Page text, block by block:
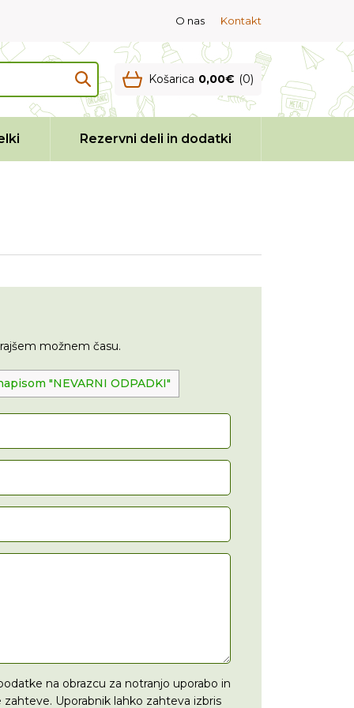
O nas Kontakt
Košarica 0,00€ (0)
Rezervni deli in dodatki
možnem času.
"NEVARNI ODPADKI"
na obrazcu za notranjo uporabo in
Uporabnik lahko zahteva izbris